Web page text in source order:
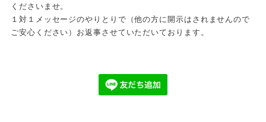
くださいませ。
１対１メッセージのやりとりで（他の方に開示はされませんので
ご安心ください）お返事させていただいております。